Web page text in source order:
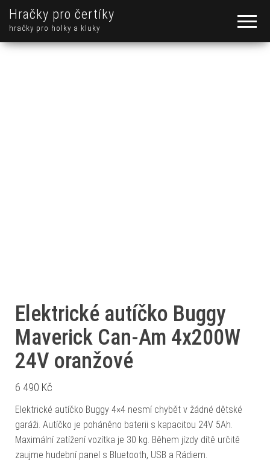
Hračky pro čertíky
hračky pro holky a kluky
Elektrické autíčko Buggy
Maverick Can-Am 4x200W
24V oranžové
6 490 Kč
Elektrické autíčko Buggy 4×4 nesmí chybět v žádné dětské
garáži. Autíčko je poháněno baterii s kapacitou 24V 5Ah.
Maximální zatížení vozítka je 30 kg. Během jízdy dítě určitě
zaujme hudební panel s Bluetooth, USB a Rádiem.